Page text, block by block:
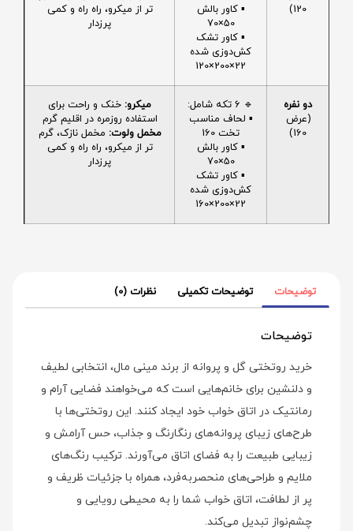
120)
▪️ کاور بالش
50×70
▪️ کاور تشک
کش‌دوزی شده
22×200×120
تر از میکرو، راه راه و کمی
پرزدار
دو نفره
(عرض
160)
🔹 6 تکه شامل:
▪️ لحاف مناسب
تخت 160
▪️ کاور بالش
50×70
▪️ کاور تشک
کش‌دوزی شده
22×200×160
میکرو: خنک و راحت برای
استفاده روزمره در اقلیم گرم
مخمل ولوت: مخمل نازک، گرم
تر از میکرو، راه راه و کمی
پرزدار
توضیحات توضیحات تکمیلی نظرات (0)
توضیحات
خرید روتختی گل و پروانه از برند مینی‌ مال، انتخابی لطیف
و دلنشین برای خانم‌هایی است که می‌خواهند فضایی آرام و
رمانتیک در اتاق خواب خود ایجاد کنند. این روتختی‌ها با
طرح‌های زیبای پروانه‌های رنگارنگ و جذاب، حس آرامش و
زیبایی طبیعت را به فضای اتاق می‌آورند. ترکیب رنگ‌های
ملایم و طراحی‌های منحصربه‌فرد، همراه با جزئیات ظریف و
پر از لطافت، اتاق خواب شما را به محیطی رویایی و
چشم‌نواز تبدیل می‌کند.